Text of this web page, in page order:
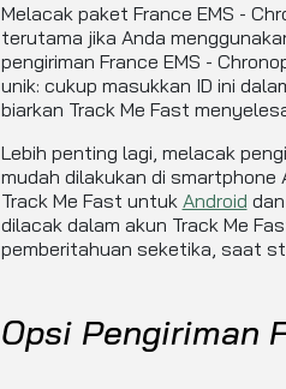
Melacak paket France EMS -
terutama jika Anda
pengiriman France EMS -
unik: cukup masukkan ID ini
biarkan Track Me Fast
Lebih penting lagi, melacak
mudah dilakukan di
Track Me Fast untuk Android dan
dilacak dalam akun Track Me
pemberitahuan seketika, saat
Opsi Pengiriman